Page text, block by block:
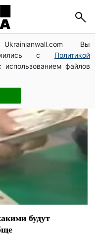
Вы
с Политикой
использованием файлов
будут